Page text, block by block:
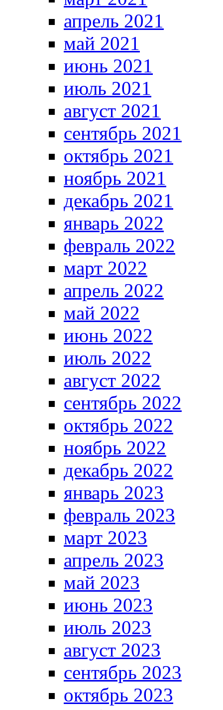
апрель 2021
май 2021
июнь 2021
июль 2021
август 2021
сентябрь 2021
октябрь 2021
ноябрь 2021
декабрь 2021
январь 2022
февраль 2022
март 2022
апрель 2022
май 2022
июнь 2022
июль 2022
август 2022
сентябрь 2022
октябрь 2022
ноябрь 2022
декабрь 2022
январь 2023
февраль 2023
март 2023
апрель 2023
май 2023
июнь 2023
июль 2023
август 2023
сентябрь 2023
октябрь 2023